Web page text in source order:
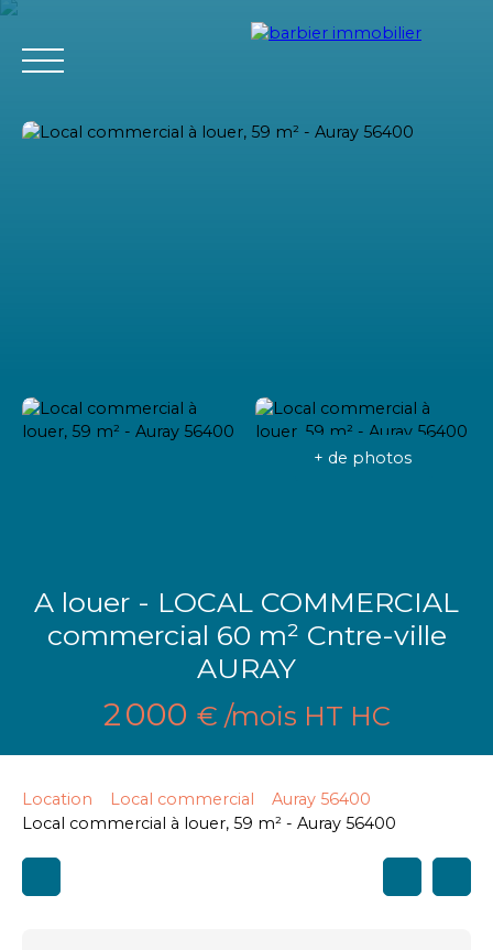
+ de photos
A louer - LOCAL COMMERCIAL
commercial 60 m² Cntre-ville
AURAY
2 000 € /mois HT HC
Location Local commercial
Auray 56400
Local commercial à louer, 59 m² - Auray 56400